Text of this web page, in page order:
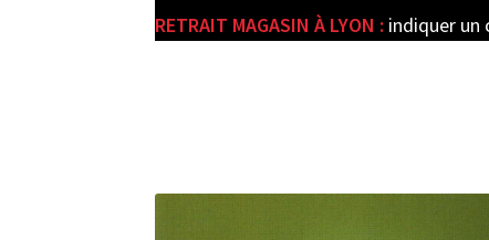
RETRAIT MAGASIN À LYON : indiquer un